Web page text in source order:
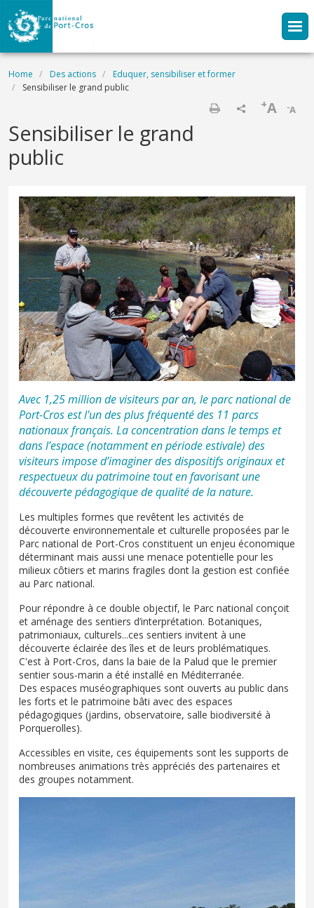
Skip to main content
Breadcrumb
Home Des actions
Eduquer, sensibiliser et former
Sensibiliser le grand public
-A
+A
Sensibiliser le grand
public
Avec 1,25 million de visiteurs par an, le parc national de
Port-Cros est l'un des plus fréquenté des 11 parcs
nationaux français. La concentration dans le temps et
dans l’espace (notamment en période estivale) des
visiteurs impose d’imaginer des dispositifs originaux et
respectueux du patrimoine tout en favorisant une
découverte pédagogique de qualité de la nature.
Les multiples formes que revêtent les activités de
découverte environnementale et culturelle proposées par le
Parc national de Port-Cros constituent un enjeu économique
déterminant mais aussi une menace potentielle pour les
milieux côtiers et marins fragiles dont la gestion est confiée
au Parc national.
Pour répondre à ce double objectif, le Parc national conçoit
et aménage des sentiers d’interprétation. Botaniques,
patrimoniaux, culturels...ces sentiers invitent à une
découverte éclairée des îles et de leurs problématiques.
C'est à Port-Cros, dans la baie de la Palud que le premier
sentier sous-marin a été installé en Méditerranée.
Des espaces muséographiques sont ouverts au public dans
les forts et le patrimoine bâti avec des espaces
pédagogiques (jardins, observatoire, salle biodiversité à
Porquerolles).
Accessibles en visite, ces équipements sont les supports de
nombreuses animations très appréciés des partenaires et
des groupes notamment.